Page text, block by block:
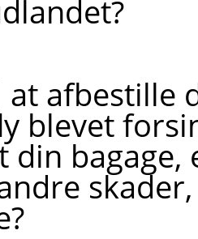
afbestille
blevet
din bagage,